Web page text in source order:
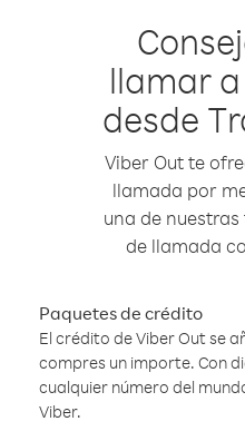
llamar
desde
Viber Out te
llamada por
una de
de llamada
Paquetes de crédito
El crédito de Viber Out se
compres un importe. Con
cualquier número del
Viber.